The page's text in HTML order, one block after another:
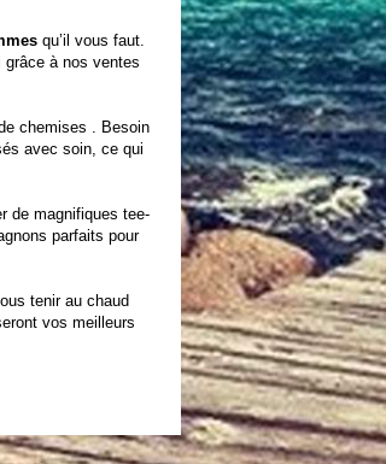
qu’il vous faut.
grâce à nos ventes
chemises . Besoin
avec soin, ce qui
de magnifiques tee-
parfaits pour
tenir au chaud
vos meilleurs